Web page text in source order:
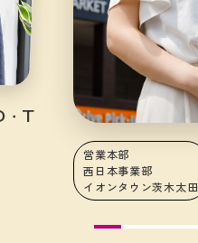
・T
営業本部
西日本事業部
イオンタウン茨木太田